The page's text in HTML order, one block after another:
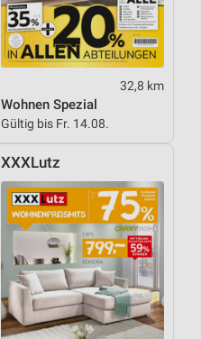
32,8 km
Wohnen Spezial
Gültig bis Fr. 14.08.
XXXLutz